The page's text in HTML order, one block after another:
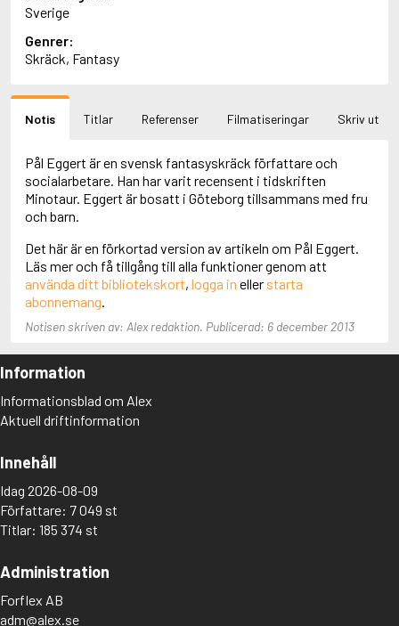
Adams, Richard
Adbåge, Emma
Adbåge, Lisen
Adelborg, Ottilia
Adiga, Aravind
Adler-Olsen, Jussi
Adolfsson, Eva
Adolfsson, Evert
Adolfsson, Gunnar
Adolfsson, Josefine
Adolphsen, Peter
Sverige
Genrer:
Skräck, Fantasy
Notis Titlar Referenser Filmatiseringar Skriv ut
Pål Eggert är en svensk fantasyskräck författare och
socialarbetare. Han har varit recensent i tidskriften
Minotaur. Eggert är bosatt i Göteborg tillsammans med fru
och barn.
Det här är en förkortad version av artikeln om Pål Eggert.
Läs mer och få tillgång till alla funktioner genom att
använda ditt bibliotekskort, logga in eller starta
abonnemang
Notisen skriven av: Alex redaktion. Publicerad: 6 december 2013
Information
Informationsblad om Alex
Aktuell driftinformation
Innehåll
Idag 2026-08-09
Författare: 7 049 st
Titlar: 185 374 st
Administration
Forflex AB
adm@alex.se